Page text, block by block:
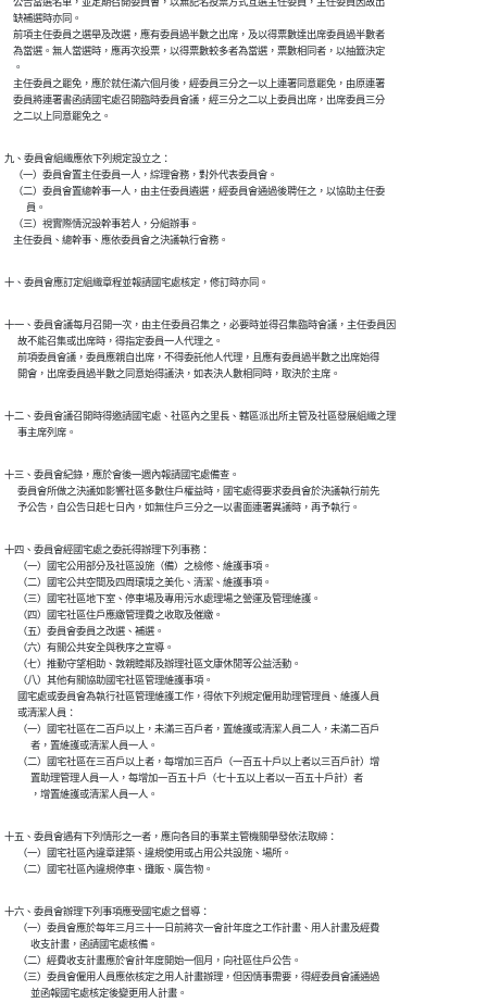
    公告當選名單，並定期召開委員會，以無記名投票方式互選主任委員，主任委員因故出
    缺補選時亦同。
    前項主任委員之選舉及改選，應有委員過半數之出席，及以得票數達出席委員過半數者
    為當選。無人當選時，應再次投票，以得票數較多者為當選，票數相同者，以抽籤決定
    。
    主任委員之罷免，應於就任滿六個月後，經委員三分之一以上連署同意罷免，由原連署
    委員將連署書函請國宅處召開臨時委員會議，經三分之二以上委員出席，出席委員三分
    之二以上同意罷免之。
九、委員會組織應依下列規定設立之：
    （一）委員會置主任委員一人，綜理會務，對外代表委員會。
    （二）委員會置總幹事一人，由主任委員遴選，經委員會通過後聘任之，以協助主任委
          員。
    （三）視實際情況設幹事若人，分組辦事。
    主任委員、總幹事、應依委員會之決議執行會務。
十、委員會應訂定組織章程並報請國宅處核定，修訂時亦同。
十一、委員會議每月召開一次，由主任委員召集之，必要時並得召集臨時會議，主任委員因
      故不能召集或出席時，得指定委員一人代理之。
      前項委員會議，委員應親自出席，不得委託他人代理，且應有委員過半數之出席始得
      開會，出席委員過半數之同意始得議決，如表決人數相同時，取決於主席。
十二、委員會議召開時得邀請國宅處、社區內之里長、轄區派出所主管及社區發展組織之理
      事主席列席。
十三、委員會紀錄，應於會後一週內報請國宅處備查。
      委員會所做之決議如影響社區多數住戶權益時，國宅處得要求委員會於決議執行前先
      予公告，自公告日起七日內，如無住戶三分之一以書面連署異議時，再予執行。
十四、委員會經國宅處之委託得辦理下列事務：
      （一）國宅公用部分及社區設施（備）之檢修、維護事項。
      （二）國宅公共空間及四周環境之美化、清潔、維護事項。
      （三）國宅社區地下室、停車場及專用污水處理場之營運及管理維護。
      （四）國宅社區住戶應繳管理費之收取及催繳。
      （五）委員會委員之改選、補選。
      （六）有關公共安全與秩序之宣導。
      （七）推動守望相助、敦親睦鄰及辦理社區文康休閒等公益活動。
      （八）其他有關協助國宅社區管理維護事項。
      國宅處或委員會為執行社區管理維護工作，得依下列規定僱用助理管理員、維護人員
      或清潔人員：
      （一）國宅社區在二百戶以上，未滿三百戶者，置維護或清潔人員二人，未滿二百戶
            者，置維護或清潔人員一人。
      （二）國宅社區在三百戶以上者，每增加三百戶（一百五十戶以上者以三百戶計）增
            置助理管理人員一人，每增加一百五十戶（七十五以上者以一百五十戶計）者
            ，增置維護或清潔人員一人。
十五、委員會遇有下列情形之一者，應向各目的事業主管機關舉發依法取締：
      （一）國宅社區內違章建築、違規使用或占用公共設施、場所。
      （二）國宅社區內違規停車、攤販、廣告物。
十六、委員會辦理下列事項應受國宅處之督導：
      （一）委員會應於每年三月三十一日前將次一會計年度之工作計畫、用人計畫及經費
            收支計畫，函請國宅處核備。
      （二）經費收支計畫應於會計年度開始一個月，向社區住戶公告。
      （三）委員會僱用人員應依核定之用人計畫辦理，但因情事需要，得經委員會議通過
            並函報國宅處核定後變更用人計畫。